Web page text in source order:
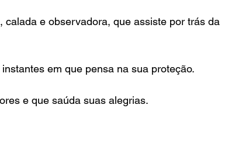
e observadora, que assiste por trás da
em que pensa na sua proteção.
e que saúda suas alegrias.